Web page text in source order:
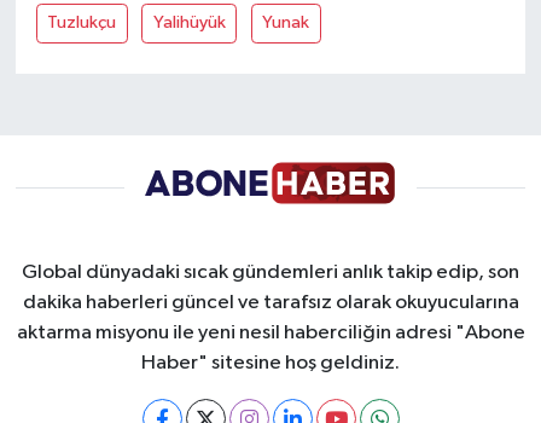
Tuzlukçu Yalihüyük Yunak
Global dünyadaki sıcak gündemleri anlık takip edip, son
dakika haberleri güncel ve tarafsız olarak okuyucularına
aktarma misyonu ile yeni nesil haberciliğin adresi "Abone
Haber" sitesine hoş geldiniz.